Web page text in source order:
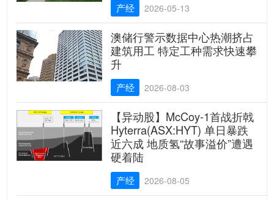
产经 2026-05-13
澳储行警示数据中心热潮挤占
建筑用工 特定工种需求快速攀
升
产经 2026-08-03
【异动股】McCoy-1首战折戟
Hyterra(ASX:HYT) 单日暴跌
近六成 地质氢“故事溢价”遭遇
硬着陆
产经 2026-08-05